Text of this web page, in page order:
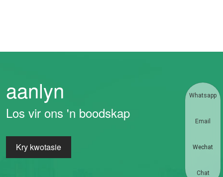
aanlyn
Los vir ons 'n boodskap
Kry kwotasie
Whatsapp
Email
Wechat
Chat